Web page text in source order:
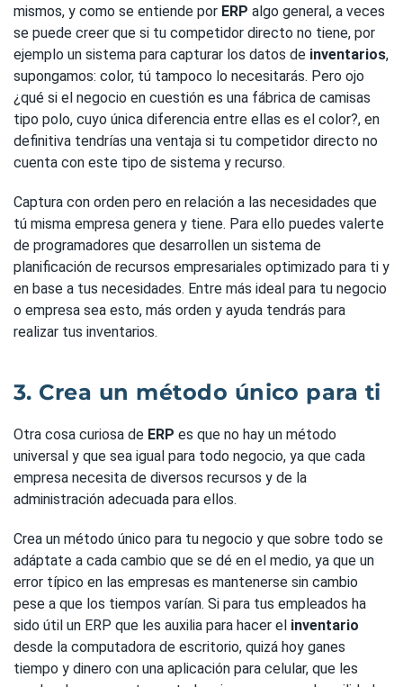
mismos, y como se entiende por ERP algo general, a veces
se puede creer que si tu competidor directo no tiene, por
ejemplo un sistema para capturar los datos de inventarios,
supongamos: color, tú tampoco lo necesitarás. Pero ojo
¿qué si el negocio en cuestión es una fábrica de camisas
tipo polo, cuyo única diferencia entre ellas es el color?, en
definitiva tendrías una ventaja si tu competidor directo no
cuenta con este tipo de sistema y recurso.
Captura con orden pero en relación a las necesidades que
tú misma empresa genera y tiene. Para ello puedes valerte
de programadores que desarrollen un sistema de
planificación de recursos empresariales optimizado para ti y
en base a tus necesidades. Entre más ideal para tu negocio
o empresa sea esto, más orden y ayuda tendrás para
realizar tus inventarios.
3. Crea un método único para ti
Otra cosa curiosa de ERP es que no hay un método
universal y que sea igual para todo negocio, ya que cada
empresa necesita de diversos recursos y de la
administración adecuada para ellos.
Crea un método único para tu negocio y que sobre todo se
adáptate a cada cambio que se dé en el medio, ya que un
error típico en las empresas es mantenerse sin cambio
pese a que los tiempos varían. Si para tus empleados ha
sido útil un ERP que les auxilia para hacer el inventario
desde la computadora de escritorio, quizá hoy ganes
tiempo y dinero con una aplicación para celular, que les